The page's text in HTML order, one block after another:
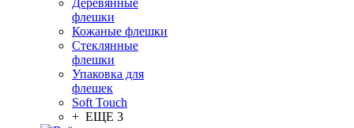
Деревянные
флешки
Кожаные флешки
Стеклянные
флешки
Упаковка для
флешек
Soft Touch
+ ЕЩЕ 3